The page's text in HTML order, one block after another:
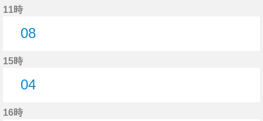
11時
08
15時
04
16時